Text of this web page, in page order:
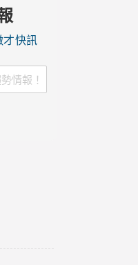
快訊